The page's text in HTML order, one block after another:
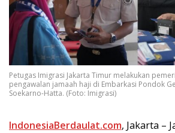
Petugas Imigrasi Jakarta Timur melakukan
pengawalan jamaah haji di Embarkasi Pondok
Soekarno-Hatta. (Foto: Imigrasi)
IndonesiaBerdaulat.com, Jakarta –